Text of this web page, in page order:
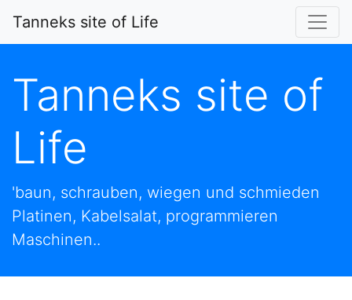
Tanneks site of Life
Tanneks site of
Life
'baun, schrauben, wiegen und schmieden
Platinen, Kabelsalat, programmieren
Maschinen..